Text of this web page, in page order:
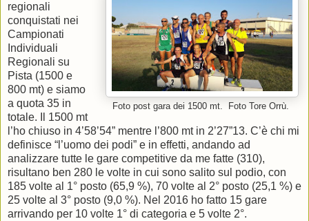
Foto post gara dei 1500 mt. Foto Tore Orrù.
regionali
conquistati nei
Campionati
Individuali
Regionali su
Pista (1500 e
800 mt) e siamo
a quota 35 in
totale. Il 1500 mt
l’ho chiuso in 4’58’54” mentre l’800 mt in 2’27”13. C’è chi mi
definisce “l’uomo dei podi” e in effetti, andando ad
analizzare tutte le gare competitive da me fatte (310),
risultano ben 280 le volte in cui sono salito sul podio, con
185 volte al 1° posto (65,9 %), 70 volte al 2° posto (25,1 %) e
25 volte al 3° posto (9,0 %). Nel 2016 ho fatto 15 gare
arrivando per 10 volte 1° di categoria e 5 volte 2°.